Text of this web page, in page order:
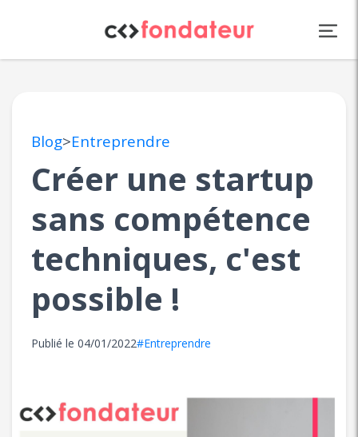
Blog>Entreprendre
Créer une startup
sans compétence
techniques, c'est
possible !
Publié le 04/01/2022#Entreprendre